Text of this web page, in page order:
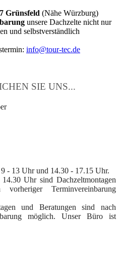
Grünsfeld (Nähe Würzburg)
unsere Dachzelte nicht nur
und selbstverständlich
info@tour-tec.de
SIE UNS...
- 13 Uhr und 14.30 - 17.15 Uhr.
Uhr sind Dachzeltmontagen
Terminvereinbarung
und Beratungen sind nach
möglich. Unser Büro ist